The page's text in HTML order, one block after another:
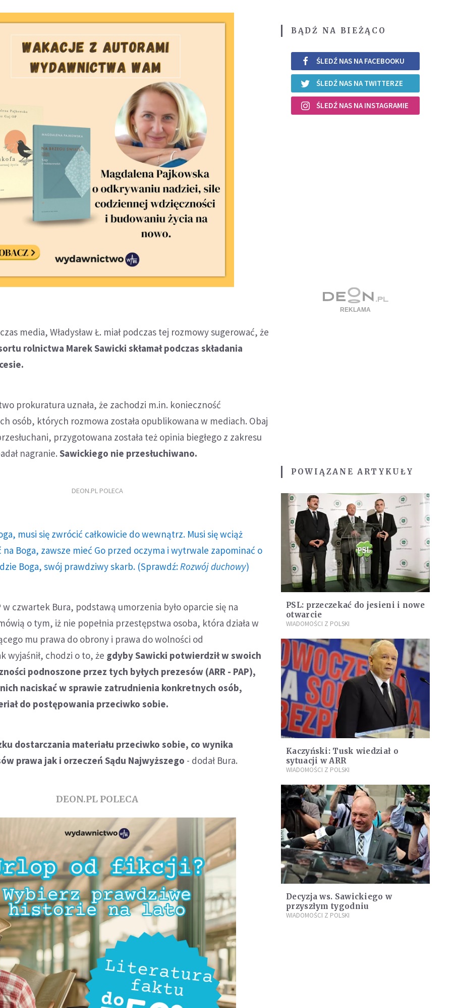
media, Władysław Ł. miał podczas tej rozmowy sugerować, że
rolnictwa Marek Sawicki skłamał podczas składania
prokuratura uznała, że zachodzi m.in. konieczność
osób, których rozmowa została opublikowana w mediach. Obaj
przygotowana została też opinia biegłego z zakresu
nagranie.Sawickiego nie przesłuchiwano.
DEON.PL POLECA
musi się zwrócić całkowicie do wewnątrz. Musi się wciąż
Boga, zawsze mieć Go przed oczyma i wytrwale zapominać o
Boga, swój prawdziwy skarb. (Sprawdź: Rozwój duchowy)
w czwartek Bura, podstawą umorzenia było oparcie się na
o tym, iż nie popełnia przestępstwa osoba, która działa w
mu prawa do obrony i prawa do wolności od
wyjaśnił, chodzi o to, że gdyby Sawicki potwierdził w swoich
podnoszone przez tych byłych prezesów (ARR - PAP),
nich naciskać w sprawie zatrudnienia konkretnych osób,
do postępowania przeciwko sobie.
dostarczania materiału przeciwko sobie, co wynika
prawa jak i orzeczeń Sądu Najwyższego - dodał Bura.
DEON.PL POLECA
BĄDŹ NA BIEŻĄCO
ŚLEDŹ NAS NA FACEBOOKU
ŚLEDŹ NAS NA TWITTERZE
ŚLEDŹ NAS NA INSTAGRAMIE
POWIĄZANE ARTYKUŁY
PSL: przeczekać do jesieni i nowe
otwarcie
WIADOMOŚCI Z POLSKI
Kaczyński: Tusk wiedział o
sytuacji w ARR
WIADOMOŚCI Z POLSKI
Decyzja ws. Sawickiego w
przyszłym tygodniu
WIADOMOŚCI Z POLSKI